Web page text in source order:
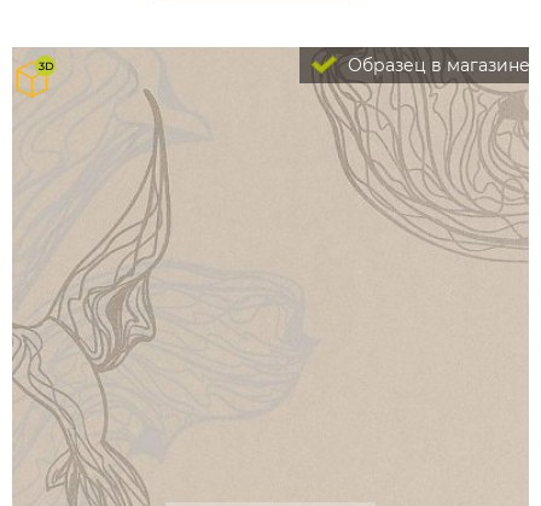
Образец в магазине